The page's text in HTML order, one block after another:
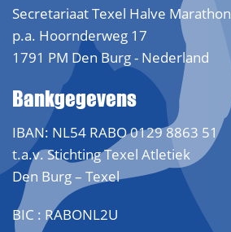
Secretariaat Texel Halve Marathon
p.a. Hoornderweg 17
1791 PM Den Burg - Nederland
Bankgegevens
IBAN: NL54 RABO 0129 8863 51
t.a.v. Stichting Texel Atletiek
Den Burg – Texel
BIC : RABONL2U